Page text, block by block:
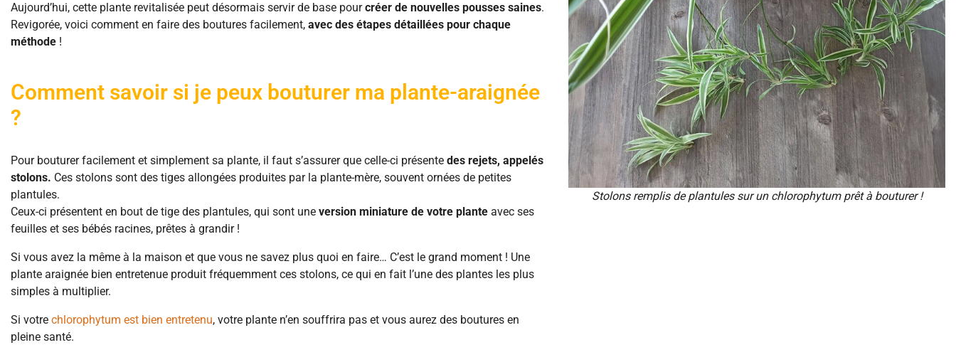
Aujourd’hui, cette plante revitalisée peut désormais servir de base pourcréer de nouvelles pousses saines.
Revigorée, voici comment en faire des boutures facilement, avec des étapes détaillées pour chaque
méthode !
Comment savoir si je peux bouturer ma plante-araignée
?
Pour bouturer facilement et simplement sa plante, il faut s’assurer que celle-ci présente des rejets, appelés
stolons. Ces stolons sont des tiges allongées produites par la plante-mère, souvent ornées de petites
plantules.
Ceux-ci présentent en bout de tige des plantules, qui sont une version miniature de votre plante avec ses
feuilles et ses bébés racines, prêtes à grandir !
Si vous avez la même à la maison et que vous ne savez plus quoi en faire… C’est le grand moment ! Une
plante araignée bien entretenue produit fréquemment ces stolons, ce qui en fait l’une des plantes les plus
simples à multiplier.
Si votre chlorophytum est bien entretenu, votre plante n’en souffrira pas et vous aurez des boutures en
pleine santé.
Stolons remplis de plantules sur un chlorophytum prêt à bouturer !